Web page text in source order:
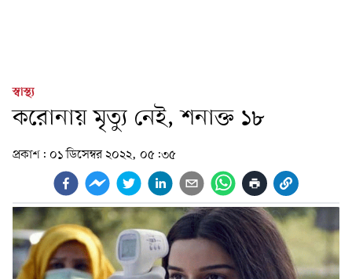
স্বাস্থ্য
করোনায় মৃত্যু নেই, শনাক্ত ১৮
প্রকাশ: ০১ ডিসেম্বর ২০২২, ০৫:৩৫